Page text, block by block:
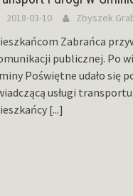
2018-03-10 Zbyszek
Zabrańca
publicznej. Po
Poświętne udało się
usługi
[...]